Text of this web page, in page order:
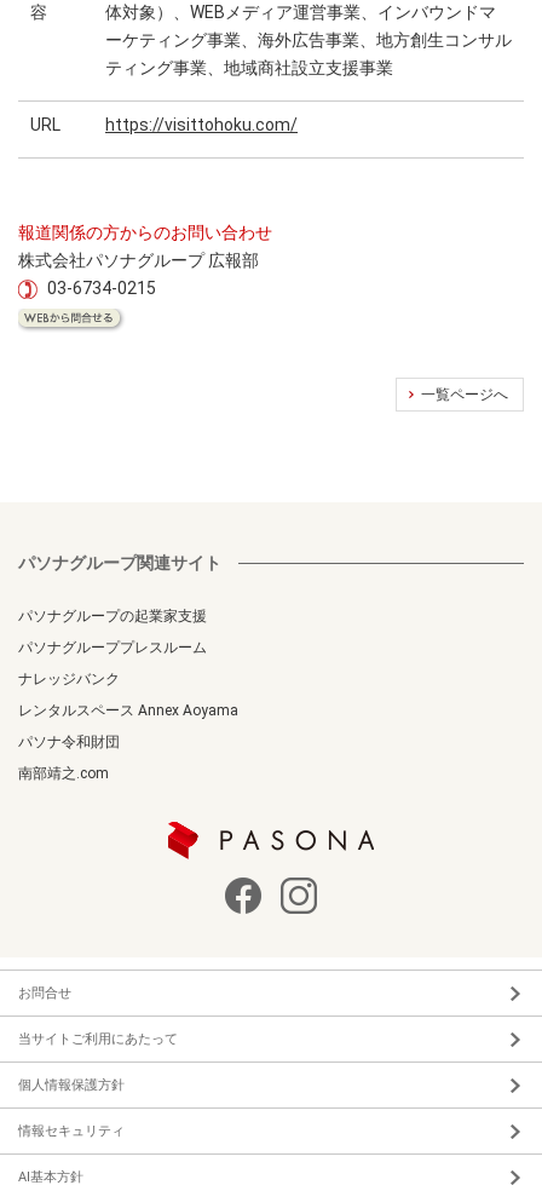
容
体対象）、WEBメディア運営事業、インバウンドマ
ーケティング事業、海外広告事業、地方創生コンサル
ティング事業、地域商社設立支援事業
URL https://visittohoku.com/
報道関係の方からのお問い合わせ
株式会社パソナグループ 広報部
03-6734-0215
一覧ページへ
パソナグループ関連サイト
パソナグループの起業家支援
パソナグループプレスルーム
ナレッジバンク
レンタルスペース Annex Aoyama
パソナ令和財団
南部靖之.com
お問合せ
当サイトご利用にあたって
個人情報保護方針
情報セキュリティ
AI基本方針